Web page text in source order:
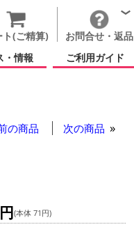
ト(ご精算)
お問合せ・返品
・情報 ご利用ガイド
の商品 次の商品
(本体 71円)